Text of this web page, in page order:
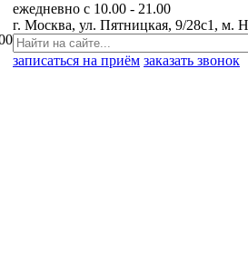
ежедневно с 10.00 - 21.00
г. Москва, ул. Пятницкая, 9/28с1, м.
записаться на приём заказать звонок